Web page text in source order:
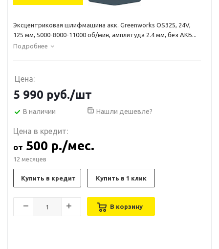
Эксцентриковая шлифмашина акк. Greenworks OS325, 24V,
125 мм, 5000-8000-11000 об/мин, амплитуда 2.4 мм, без АКБ...
Подробнее
Цена:
5 990 руб./шт
В наличии Нашли дешевле?
Цена в кредит:
от 500 р./мес.
12 месяцев
Купить в кредит
В корзину
Купить в 1 клик